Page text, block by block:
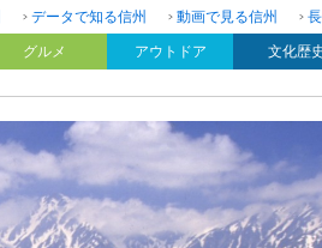
データで知る信州 動画で見る信州
グルメ アウトドア 文化歴史